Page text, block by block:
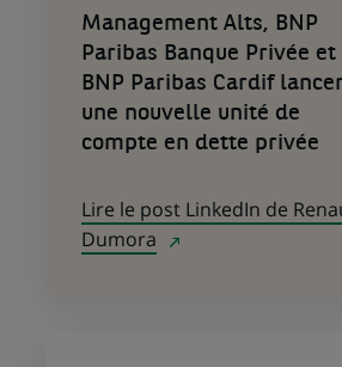
Management Alts, BNP
Paribas Banque Privée et
BNP Paribas Cardif
une nouvelle unité de
compte en dette privée
Lire le post LinkedIn de
Dumora
nouvel
onglet)